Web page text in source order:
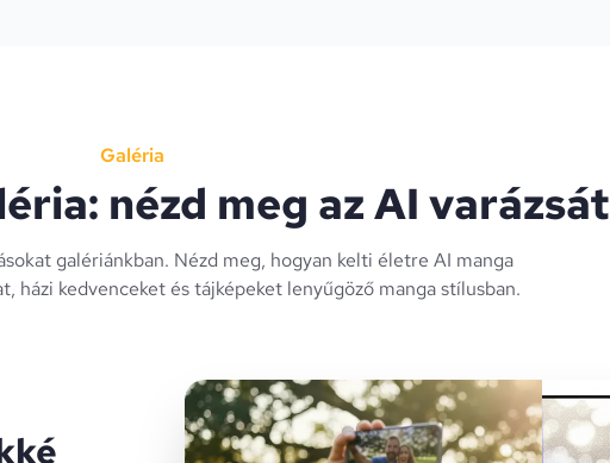
Galéria
nézd meg az AI varázsát
galériánkban. Nézd meg, hogyan kelti életre AI manga
házi kedvenceket és tájképeket lenyűgöző manga stílusban.